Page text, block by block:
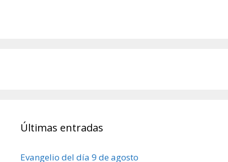
Últimas entradas
Evangelio del día 9 de agosto